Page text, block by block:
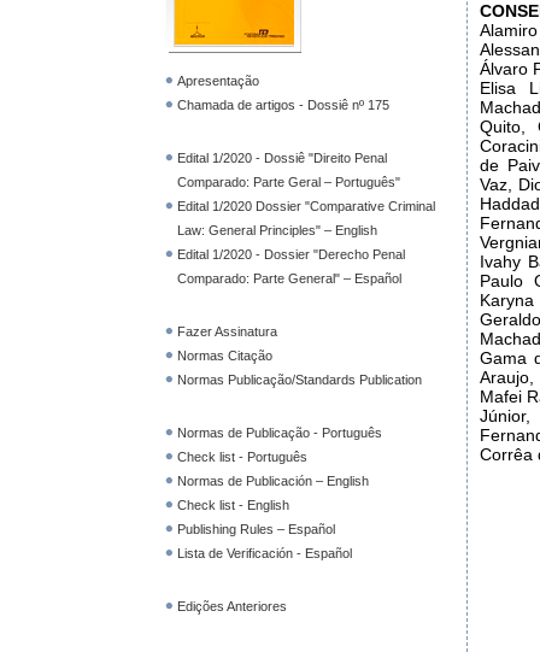
Apresentação
Chamada de artigos - Dossiê nº 175
Edital 1/2020 - Dossiê "Direito Penal
Comparado: Parte Geral – Português"
Edital 1/2020 Dossier "Comparative Criminal
Law: General Principles" – English
Edital 1/2020 - Dossier "Derecho Penal
Comparado: Parte General" – Español
Fazer Assinatura
Normas Citação
Normas Publicação/Standards Publication
Normas de Publicação - Português
Check list - Português
Normas de Publicación – English
Check list - English
Publishing Rules – Español
Lista de Verificación - Español
Edições Anteriores
Álvaro
Elisa
Quito,
de
Vaz,
Ivahy
Paulo
Gama
Mafei
Corrêa